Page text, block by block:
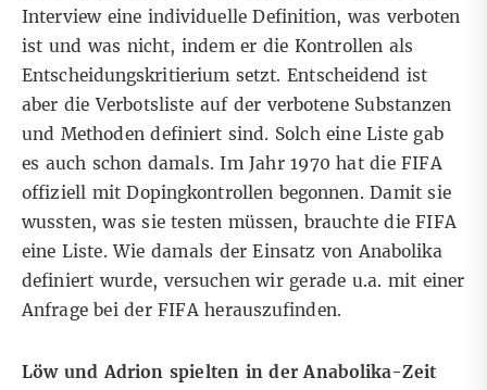
Interview eine individuelle Definition, was verboten
ist und was nicht, indem er die Kontrollen als
Entscheidungskritierium setzt. Entscheidend ist
aber die Verbotsliste auf der verbotene Substanzen
und Methoden definiert sind. Solch eine Liste gab
es auch schon damals. Im Jahr 1970 hat die FIFA
offiziell mit Dopingkontrollen begonnen. Damit sie
wussten, was sie testen müssen, brauchte die FIFA
eine Liste. Wie damals der Einsatz von Anabolika
definiert wurde, versuchen wir gerade u.a. mit einer
Anfrage bei der FIFA herauszufinden.
Löw und Adrion spielten in der Anabolika-Zeit